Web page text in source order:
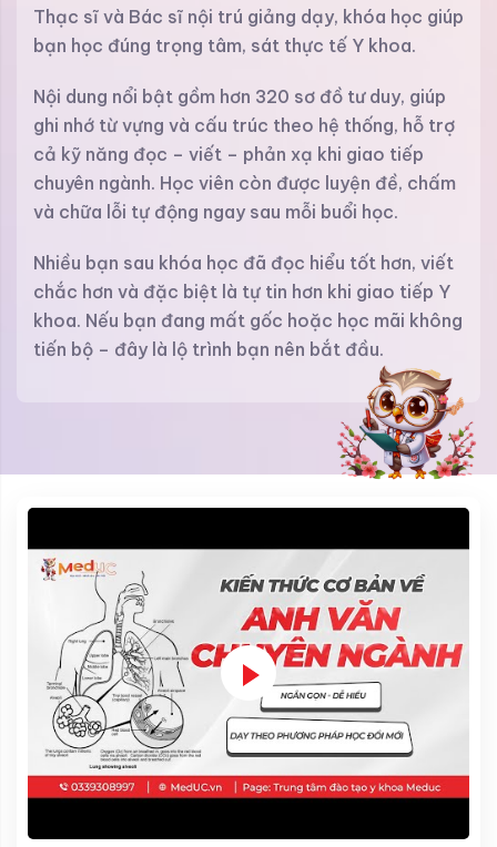
Thạc sĩ và Bác sĩ nội trú giảng dạy, khóa học giúp
bạn học đúng trọng tâm, sát thực tế Y khoa.
Nội dung nổi bật gồm hơn 320 sơ đồ tư duy, giúp
ghi nhớ từ vựng và cấu trúc theo hệ thống, hỗ trợ
cả kỹ năng đọc – viết – phản xạ khi giao tiếp
chuyên ngành. Học viên còn được luyện đề, chấm
và chữa lỗi tự động ngay sau mỗi buổi học.
Nhiều bạn sau khóa học đã đọc hiểu tốt hơn, viết
chắc hơn và đặc biệt là tự tin hơn khi giao tiếp Y
khoa. Nếu bạn đang mất gốc hoặc học mãi không
tiến bộ – đây là lộ trình bạn nên bắt đầu.